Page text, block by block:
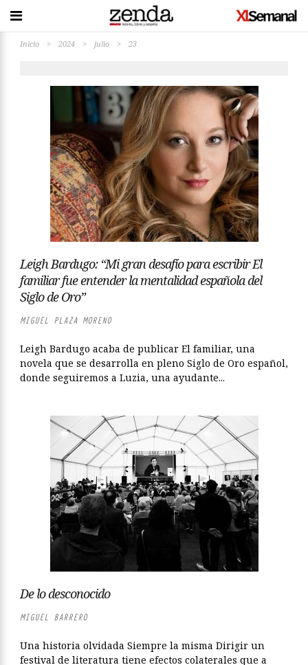
Inicio > 2024 > julio > 23
Leigh Bardugo: “Mi gran desafío para escribir El
familiar fue entender la mentalidad española del
Siglo de Oro”
MIGUEL PLAZA MORENO
Leigh Bardugo acaba de publicar El familiar, una
novela que se desarrolla en pleno Siglo de Oro español,
donde seguiremos a Luzia, una ayudante...
De lo desconocido
MIGUEL BARRERO
Una historia olvidada Siempre la misma Dirigir un
festival de literatura tiene efectos colaterales que a